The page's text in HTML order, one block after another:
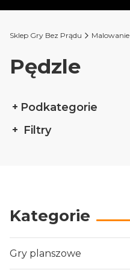
Sklep Gry Bez Prądu
Pędzle
Podkategorie
Filtry
Kategorie
Gry planszowe